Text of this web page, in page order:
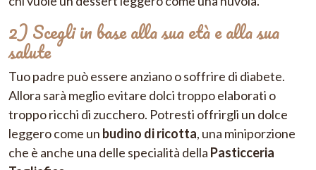
2) Scegli in base alla sua età e alla sua
salute
Tuo padre può essere anziano o soffrire di diabete.
Allora sarà meglio evitare dolci troppo elaborati o
troppo ricchi di zucchero. Potresti offrirgli un dolce
leggero come un budino di ricotta, una miniporzione
che è anche una delle specialità della Pasticceria